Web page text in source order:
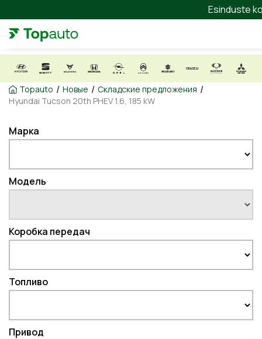
Esinduste
Topauto / Новые / Складские предложения /
Hyundai Tucson 20th PHEV 1.6, 185 kW
Марка
Модель
Коробка передач
Топливо
Привод